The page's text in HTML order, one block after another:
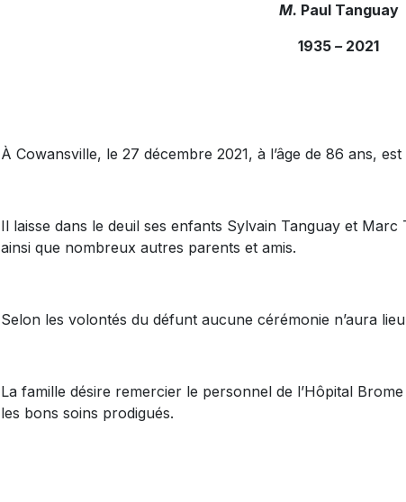
M. Paul Tanguay
1935 – 2021
À Cowansville, le 27 décembre 2021, à l’âge de 86 ans,
Il laisse dans le deuil ses enfants Sylvain Tanguay et
ainsi que nombreux autres parents et amis.
Selon les volontés du défunt aucune cérémonie n’aura
La famille désire remercier le personnel de l’Hôpital
les bons soins prodigués.